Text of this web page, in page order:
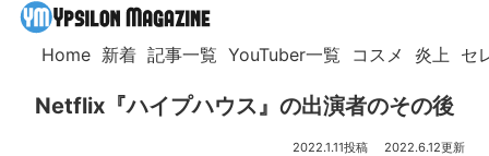
Home 新着 記事一覧 YouTuber一覧 コスメ 炎上 セ
Netflix『ハイプハウス』の出演者のその後
2022.1.11 2022.6.12